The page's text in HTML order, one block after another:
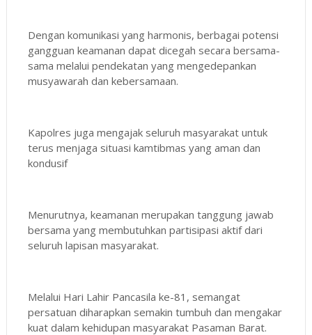
Dengan komunikasi yang harmonis, berbagai potensi
gangguan keamanan dapat dicegah secara bersama-
sama melalui pendekatan yang mengedepankan
musyawarah dan kebersamaan.
Kapolres juga mengajak seluruh masyarakat untuk
terus menjaga situasi kamtibmas yang aman dan
kondusif
Menurutnya, keamanan merupakan tanggung jawab
bersama yang membutuhkan partisipasi aktif dari
seluruh lapisan masyarakat.
Melalui Hari Lahir Pancasila ke-81, semangat
persatuan diharapkan semakin tumbuh dan mengakar
kuat dalam kehidupan masyarakat Pasaman Barat.